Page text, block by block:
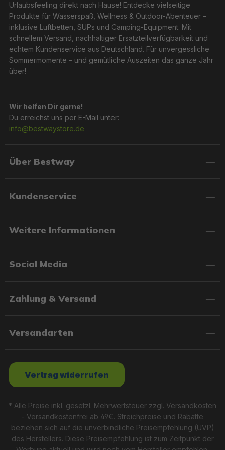
Urlaubsfeeling direkt nach Hause! Entdecke vielseitige
Produkte für Wasserspaß, Wellness & Outdoor-Abenteuer –
inklusive Luftbetten, SUPs und Camping-Equipment. Mit
schnellem Versand, nachhaltiger Ersatzteilverfügbarkeit und
echtem Kundenservice aus Deutschland. Für unvergessliche
Sommermomente – und gemütliche Auszeiten das ganze Jahr
über!
Wir helfen Dir gerne!
Du erreichst uns per E-Mail unter:
info@bestwaystore.de
Über Bestway
Kundenservice
Weitere Informationen
Social Media
Zahlung & Versand
Versandarten
Vertrag widerrufen
* Alle Preise inkl. gesetzl. Mehrwertsteuer zzgl. Versandkosten
- Versandkostenfrei ab 49€. Streichpreise und Rabatte
beziehen sich auf die unverbindliche Preisempfehlung (UVP)
des Herstellers. Diese Preisempfehlung ist zum Zeitpunkt der